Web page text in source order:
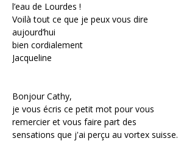
l’eau de Lourdes !
Voilà tout ce que je peux vous dire
aujourd’hui
bien cordialement
Jacqueline
Bonjour Cathy,
je vous écris ce petit mot pour vous
remercier et vous faire part des
sensations que j'ai perçu au vortex suisse.